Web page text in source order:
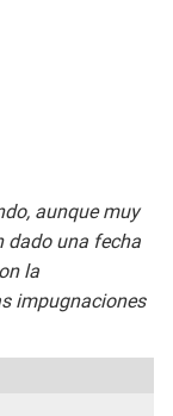
aunque muy
dado una fecha
la
impugnaciones